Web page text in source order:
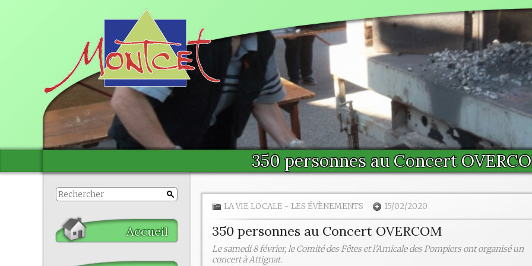
350 personnes au Concert
Accueil
LA VIE LOCALE - LES ÉVÈNEMENTS 15/02/2020
350 personnes au Concert OVERCOM
Le samedi 8 février, le Comité des Fêtes et l'Amicale des Pompiers ont organisé un
concert à Attignat.